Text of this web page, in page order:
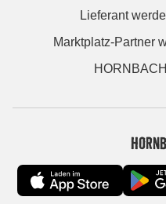
Lieferant
Marktplatz-Partner